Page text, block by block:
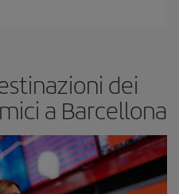
dei
a Barcellona